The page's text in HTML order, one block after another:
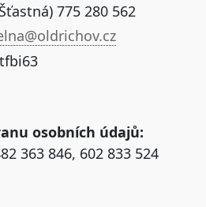
775 280 562
osobních údajů:
363 846, 602 833 524